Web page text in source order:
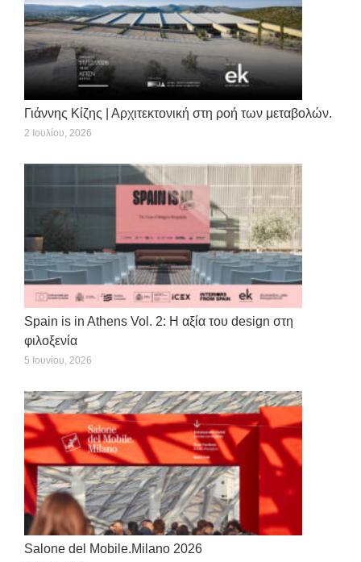
Γιάννης Κίζης | Αρχιτεκτονική στη ροή των μεταβολών.
2 Ιουλίου, 2026
Spain is in Athens Vol. 2: Η αξία του design στη
φιλοξενία
5 Ιουνίου, 2026
Salone del Mobile.Milano 2026